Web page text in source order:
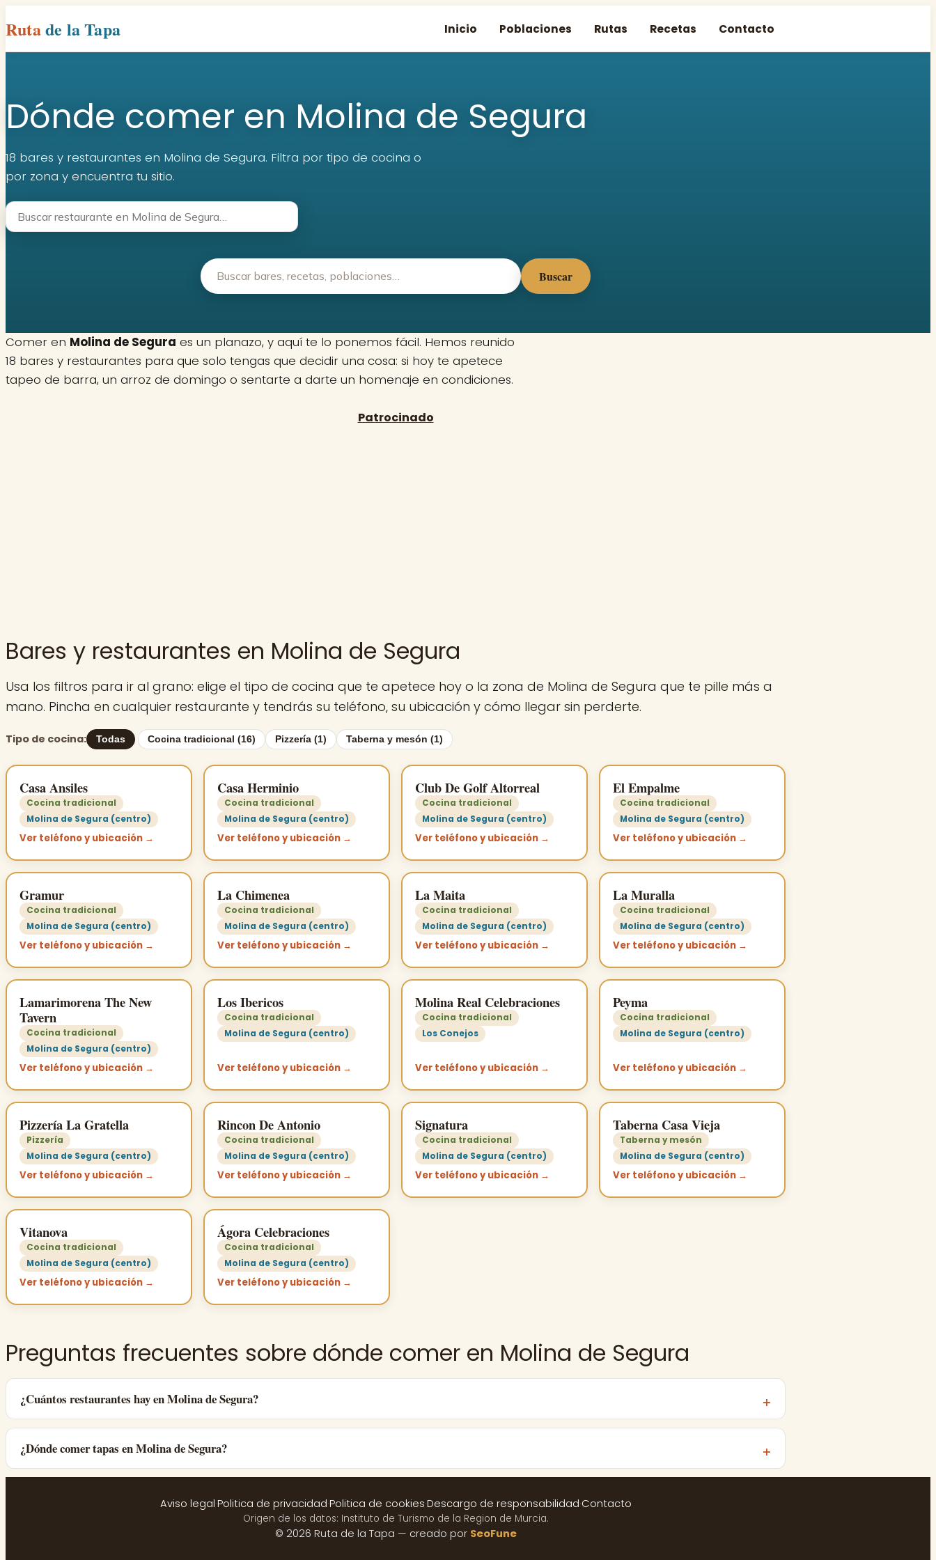
Rutade la Tapa Inicio Poblaciones Rutas Recetas Contacto
Dónde comer en Molina de Segura
18 bares y restaurantes en Molina de Segura. Filtra por tipo de cocina o
por zona y encuentra tu sitio.
Buscar
Comer en Molina de Segura es un planazo, y aquí te lo ponemos fácil. Hemos reunido
18 bares y restaurantes para que solo tengas que decidir una cosa: si hoy te apetece
tapeo de barra, un arroz de domingo o sentarte a darte un homenaje en condiciones.
Bares y restaurantes en Molina de Segura
Usa los filtros para ir al grano: elige el tipo de cocina que te apetece hoy o la zona de Molina de Segura que te pille más a
mano. Pincha en cualquier restaurante y tendrás su teléfono, su ubicación y cómo llegar sin perderte.
Tipo de cocina: Todas Cocina tradicional (16) Pizzería (1) Taberna y mesón (1)
Casa Ansiles
Cocina tradicional
Molina de Segura (centro)
Ver teléfono y ubicación →
Casa Herminio
Cocina tradicional
Molina de Segura (centro)
Ver teléfono y ubicación →
Club De Golf Altorreal
Cocina tradicional
Molina de Segura (centro)
Ver teléfono y ubicación →
El Empalme
Cocina tradicional
Molina de Segura (centro)
Ver teléfono y ubicación →
Gramur
Cocina tradicional
Molina de Segura (centro)
Ver teléfono y ubicación →
La Chimenea
Cocina tradicional
Molina de Segura (centro)
Ver teléfono y ubicación →
La Maita
Cocina tradicional
Molina de Segura (centro)
Ver teléfono y ubicación →
La Muralla
Cocina tradicional
Molina de Segura (centro)
Ver teléfono y ubicación →
Lamarimorena The New
Tavern
Cocina tradicional
Molina de Segura (centro)
Ver teléfono y ubicación →
Los Ibericos
Cocina tradicional
Molina de Segura (centro)
Ver teléfono y ubicación →
Molina Real Celebraciones
Cocina tradicional
Los Conejos
Ver teléfono y ubicación →
Peyma
Cocina tradicional
Molina de Segura (centro)
Ver teléfono y ubicación →
Pizzería La Gratella
Pizzería
Molina de Segura (centro)
Ver teléfono y ubicación →
Rincon De Antonio
Cocina tradicional
Molina de Segura (centro)
Ver teléfono y ubicación →
Signatura
Cocina tradicional
Molina de Segura (centro)
Ver teléfono y ubicación →
Taberna Casa Vieja
Taberna y mesón
Molina de Segura (centro)
Ver teléfono y ubicación →
Vitanova
Cocina tradicional
Molina de Segura (centro)
Ver teléfono y ubicación →
Ágora Celebraciones
Cocina tradicional
Molina de Segura (centro)
Ver teléfono y ubicación →
Preguntas frecuentes sobre dónde comer en Molina de Segura
¿Cuántos restaurantes hay en Molina de Segura?
¿Dónde comer tapas en Molina de Segura?
Aviso legal·Politica de privacidad·Politica de cookies·Descargo de responsabilidad·Contacto
Origen de los datos: Instituto de Turismo de la Region de Murcia.
© 2026 Ruta de la Tapa — creado por SeoFune